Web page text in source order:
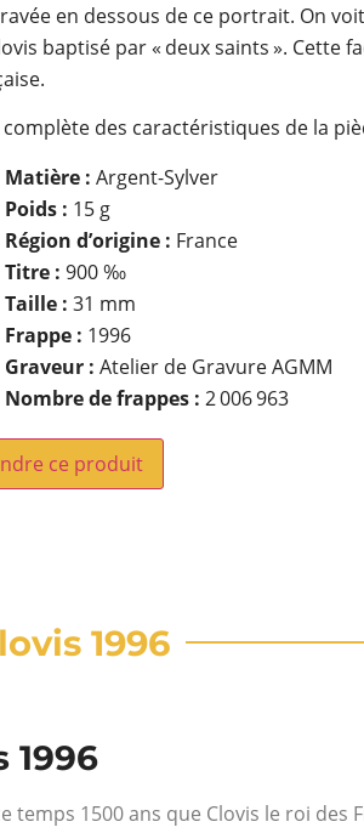
en dessous de ce portrait. On
baptisé par « deux saints ». Cette
complète des caractéristiques de la
Matière : Argent-Sylver
Poids : 15 g
Région d’origine : France
Titre : 900 ‰
Taille : 31 mm
Frappe : 1996
Graveur : Atelier de Gravure AGMM
Nombre de frappes : 2 006 963
ce produit
1996
1996
temps 1500 ans que Clovis le roi